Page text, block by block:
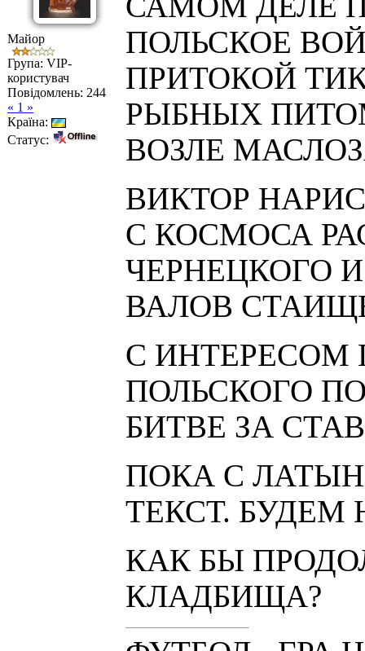
Майор
Група: VIP-
користувач
Повідомлень: 244
« 1 »
Країна:
Статус:
ПОЛЬСКОЕ
ПРИТОКОЙ
РЫБНЫХ
ВОЗЛЕ
ВИКТОР
С КОСМОСА
ЧЕРНЕЦКОГО
ВАЛОВ
С ИНТЕРЕСОМ
ПОЛЬСКОГО
БИТВЕ ЗА
ПОКА С
ТЕКСТ. БУДЕМ
КАК БЫ
КЛАДБИЩА?